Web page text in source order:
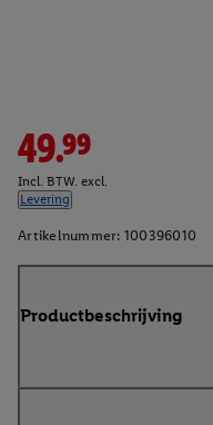
49.99
Incl. BTW. excl.
Levering
Artikelnummer: 100396010
Productbeschrijving